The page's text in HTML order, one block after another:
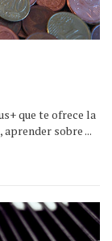
que te ofrece la
sobre ...